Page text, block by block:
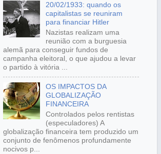
20/02/1933: quando os
capitalistas se reuniram
para financiar Hitler
Nazistas realizam uma
reunião com a burguesia
alemã para conseguir fundos de
campanha eleitoral, o que ajudou a levar
o partido à vitória ...
OS IMPACTOS DA
GLOBALIZAÇÃO
FINANCEIRA
Controlados pelos rentistas
(especuladores) A
globalização financeira tem produzido um
conjunto de fenômenos profundamente
nocivos p...